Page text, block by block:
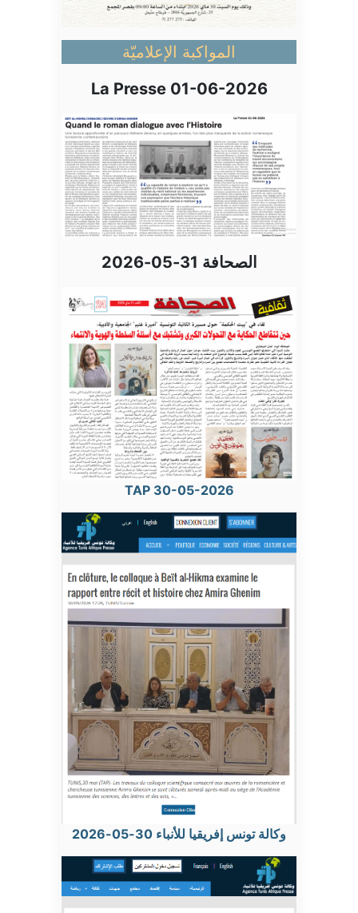
المواكبة الإعلاميّة
La Presse 01-06-2026
الصحافة 31-05-2026
TAP 30-05-2026
وكالة تونس إفريقيا للأنباء 30-05-2026